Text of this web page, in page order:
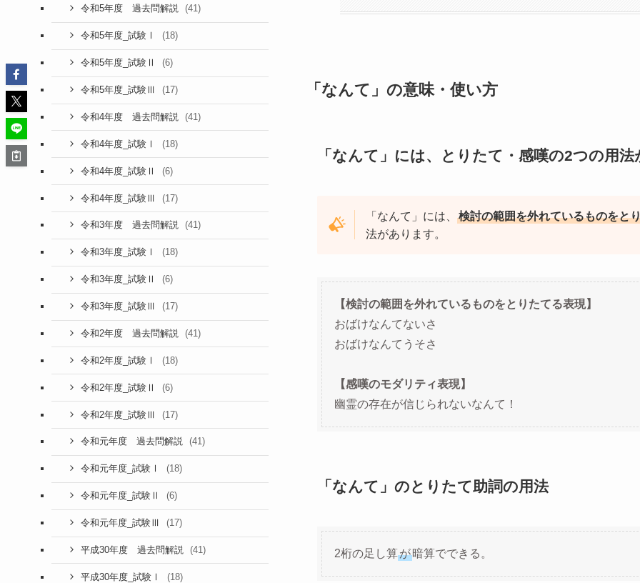
「なんて」の意味・使い方
「なんて」には、とりたて・感嘆の2つの用法
「 なんて」には、 検討の範囲を外れているものをと
法があります。
【検討の範囲を外れているものをとりたてる表現】
おばけなんてないさ
おばけなんてうそさ
【感嘆のモダリティ表現】
幽霊の存在が信じられないなんて！
「なんて」のとりたて助詞の用法
2桁の足し算が暗算でできる。
令和5年度 過去問解説 (41)
令和5年度_試験Ⅰ (18)
令和5年度_試験Ⅱ (6)
令和5年度_試験Ⅲ (17)
令和4年度 過去問解説 (41)
令和4年度_試験Ⅰ (18)
令和4年度_試験Ⅱ (6)
令和4年度_試験Ⅲ (17)
令和3年度 過去問解説 (41)
令和3年度_試験Ⅰ (18)
令和3年度_試験Ⅱ (6)
令和3年度_試験Ⅲ (17)
令和2年度 過去問解説 (41)
令和2年度_試験Ⅰ (18)
令和2年度_試験Ⅱ (6)
令和2年度_試験Ⅲ (17)
令和元年度 過去問解説 (41)
令和元年度_試験Ⅰ (18)
令和元年度_試験Ⅱ (6)
令和元年度_試験Ⅲ (17)
平成30年度 過去問解説 (41)
平成30年度_試験Ⅰ (18)